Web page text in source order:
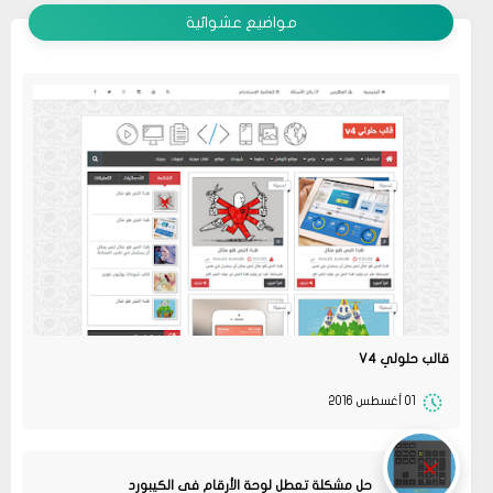
مواضيع عشوائية
قالب حلولي V4
01 أغسطس 2016
حل مشكلة تعطل لوحة الأرقام فى الكيبورد